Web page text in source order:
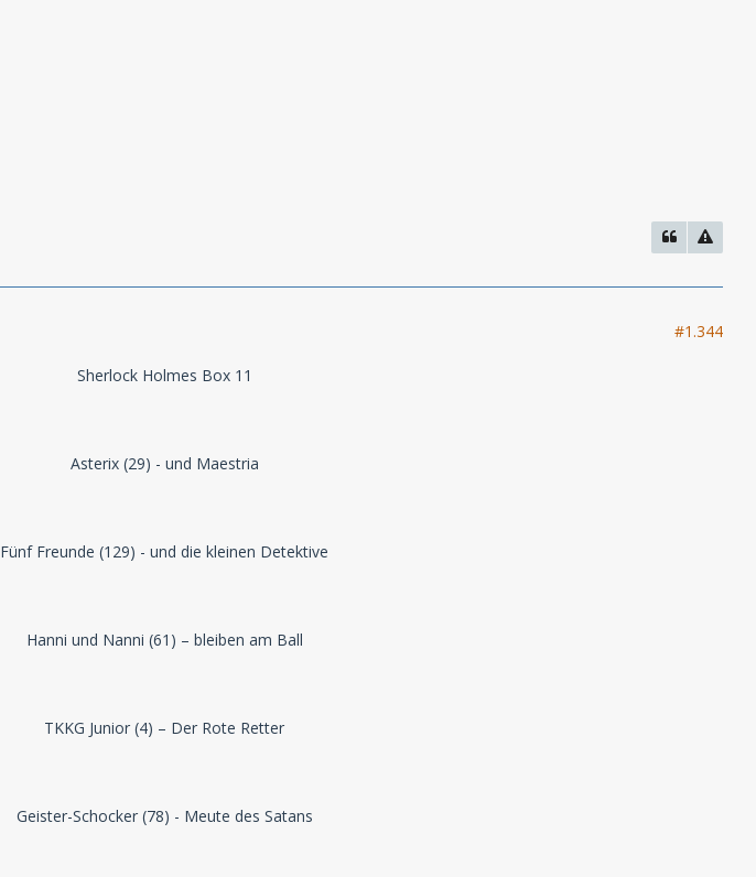
#1.344
Sherlock Holmes Box 11
Asterix (29) - und Maestria
Fünf Freunde (129) - und die kleinen Detektive
Hanni und Nanni (61) – bleiben am Ball
TKKG Junior (4) – Der Rote Retter
Geister-Schocker (78) - Meute des Satans